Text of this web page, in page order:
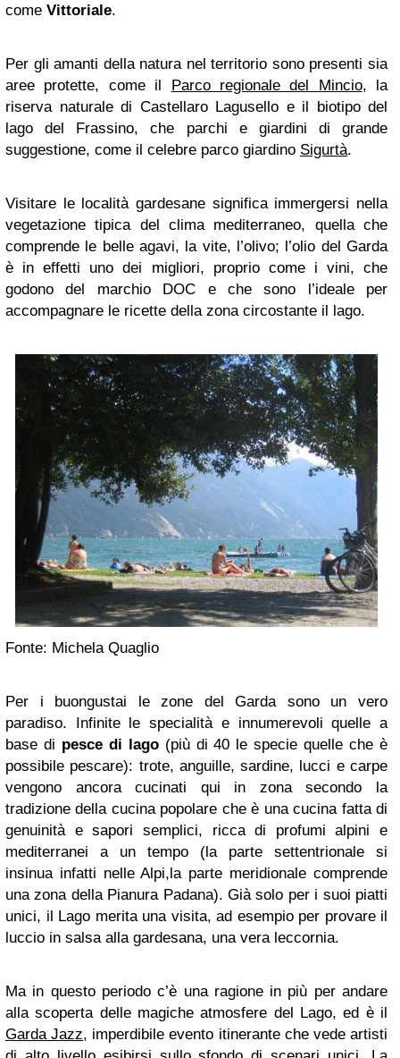
come Vittoriale.
Per gli amanti della natura nel territorio sono presenti sia
aree protette, come il Parco regionale del Mincio, la
riserva naturale di Castellaro Lagusello e il biotipo del
lago del Frassino, che parchi e giardini di grande
suggestione, come il celebre parco giardino Sigurtà.
Visitare le località gardesane significa immergersi nella
vegetazione tipica del clima mediterraneo, quella che
comprende le belle agavi, la vite, l’olivo; l’olio del Garda
è in effetti uno dei migliori, proprio come i vini, che
godono del marchio DOC e che sono l’ideale per
accompagnare le ricette della zona circostante il lago.
Fonte: Michela Quaglio
Per i buongustai le zone del Garda sono un vero
paradiso. Infinite le specialità e innumerevoli quelle a
base di pesce di lago(più di 40 le specie quelle che è
possibile pescare): trote, anguille, sardine, lucci e carpe
vengono ancora cucinati qui in zona secondo la
tradizione della cucina popolare che è una cucina fatta di
genuinità e sapori semplici, ricca di profumi alpini e
mediterranei a un tempo (la parte settentrionale si
insinua infatti nelle Alpi,la parte meridionale comprende
una zona della Pianura Padana). Già solo per i suoi piatti
unici, il Lago merita una visita, ad esempio per provare il
luccio in salsa alla gardesana, una vera leccornia.
Ma in questo periodo c’è una ragione in più per andare
alla scoperta delle magiche atmosfere del Lago, ed è il
Garda Jazz, imperdibile evento itinerante che vede artisti